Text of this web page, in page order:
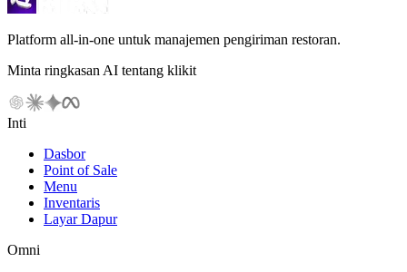
Platform all-in-one untuk manajemen pengiriman restoran.
Minta ringkasan AI tentang klikit
Inti
Dasbor
Point of Sale
Menu
Inventaris
Layar Dapur
Omni